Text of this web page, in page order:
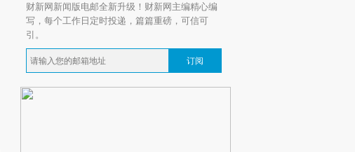
财新网新闻版电邮全新升级！财新网主编精心编
写，每个工作日定时投递，篇篇重磅，可信可
引。
订阅